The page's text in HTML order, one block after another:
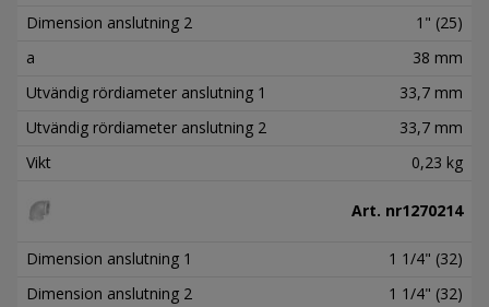
Dimension anslutning 2
1" (25)
a
38 mm
Utvändig rördiameter anslutning 1
33,7 mm
Utvändig rördiameter anslutning 2
33,7 mm
Vikt
0,23 kg
Art. nr1270214
Dimension anslutning 1
1 1/4" (32)
Dimension anslutning 2
1 1/4" (32)